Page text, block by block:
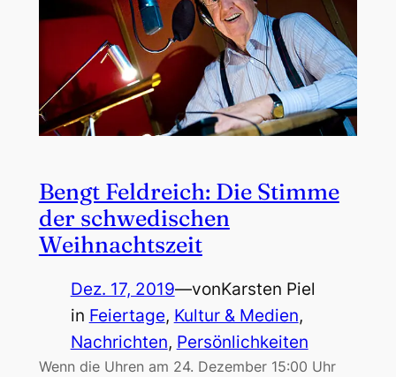
Bengt Feldreich: Die Stimme
der schwedischen
Weihnachtszeit
Dez. 17, 2019—vonKarsten Piel
in Feiertage, Kultur & Medien
Nachrichten, Persönlichkeiten
Wenn die Uhren am 24. Dezember 15:00 Uhr